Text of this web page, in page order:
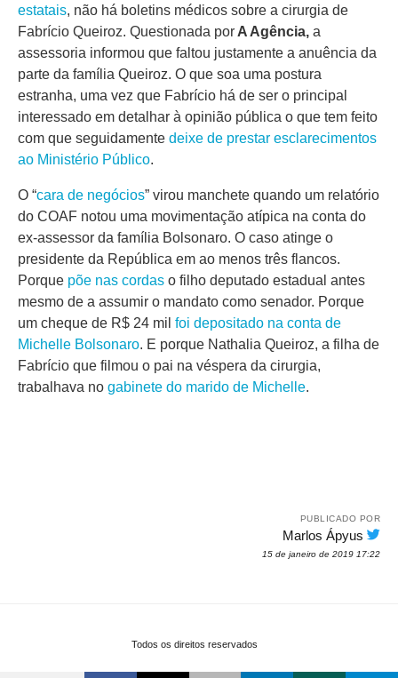
estatais, não há boletins médicos sobre a cirurgia de
Fabrício Queiroz. Questionada por A Agência, a
assessoria informou que faltou justamente a anuência da
parte da família Queiroz. O que soa uma postura
estranha, uma vez que Fabrício há de ser o principal
interessado em detalhar à opinião pública o que tem feito
com que seguidamente deixe de prestar esclarecimentos
ao Ministério Público.
O “cara de negócios” virou manchete quando um relatório
do COAF notou uma movimentação atípica na conta do
ex-assessor da família Bolsonaro. O caso atinge o
presidente da República em ao menos três flancos.
Porque põe nas cordas o filho deputado estadual antes
mesmo de a assumir o mandato como senador. Porque
um cheque de R$ 24 mil foi depositado na conta de
Michelle Bolsonaro. E porque Nathalia Queiroz, a filha de
Fabrício que filmou o pai na véspera da cirurgia,
trabalhava no gabinete do marido de Michelle.
PUBLICADO POR
Marlos Ápyus
15 de janeiro de 2019 17:22
Todos os direitos reservados